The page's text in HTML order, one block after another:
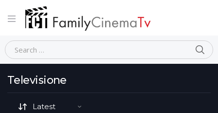
Home
Televisione